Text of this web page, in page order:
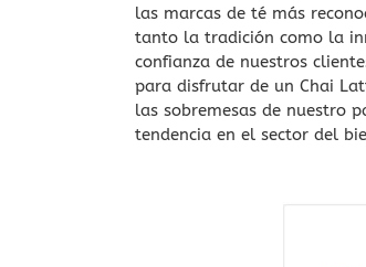
Té
Té
las marcas de té más
tanto la tradición como la
confianza de nuestros
para disfrutar de un Chai
las sobremesas de nuestro
tendencia en el sector del